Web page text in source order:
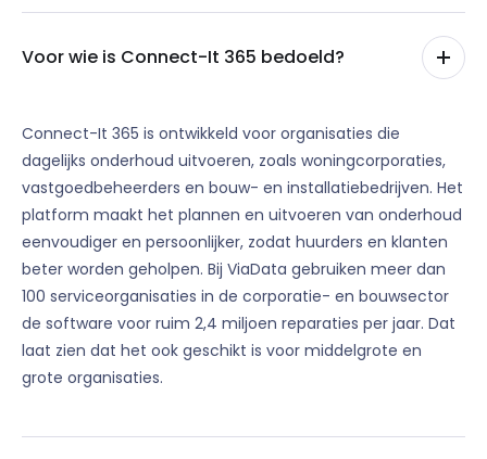
Voor wie is Connect-It 365 bedoeld?
Connect-It 365 is ontwikkeld voor organisaties die
dagelijks onderhoud uitvoeren, zoals woningcorporaties,
vastgoedbeheerders en bouw- en installatiebedrijven. Het
platform maakt het plannen en uitvoeren van onderhoud
eenvoudiger en persoonlijker, zodat huurders en klanten
beter worden geholpen. Bij ViaData gebruiken meer dan
100 serviceorganisaties in de corporatie- en bouwsector
de software voor ruim 2,4 miljoen reparaties per jaar. Dat
laat zien dat het ook geschikt is voor middelgrote en
grote organisaties.